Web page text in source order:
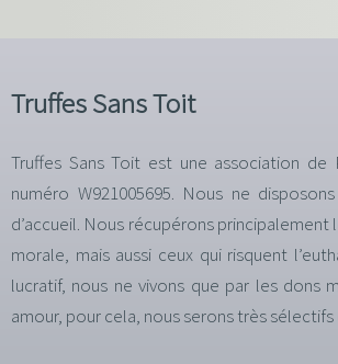
Truffes Sans Toit
Truffes Sans Toit est une association
numéro W921005695. Nous ne
d’accueil. Nous récupérons
morale, mais aussi ceux qui risquent
lucratif, nous ne vivons que par les dons
amour, pour cela, nous serons très